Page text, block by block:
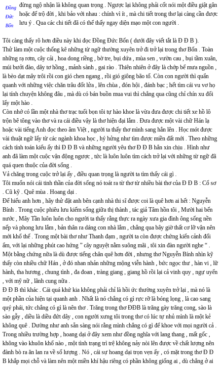
Đồng
Đức
Bốn
đừng ngộ nhận là không quan trọng . Ngược lại không phải cốt nói một điều giật gân
hoặc để trộ đời , khi bảo với nhau : chính vì ít , mà chi tiết trong thơ lại càng cần được
lưu ý . Qua các chi tiết đã có thể thấy ngay diện mạo một con người .
Tôi càng thấy rõ hơn điều này khi đọc Đồng Đức Bốn ( dưới đây viết tắt là Đ Đ B ).
Thử làm một cuộc thống kê những từ ngữ thường xuyên trở đi trở lại trong thơ Bốn . Toàn
những rạ rơm, cây cải , hoa dong riềng , bờ tre, bụi dứa , mùa sen , vườn cau , bụi tầm xuân,
múi bưởi đào, dây tơ hồng , mảnh sành , gai rào . Thiên nhiên ở đây là chớp bể mưa nguồn ,
là bèo dạt mây trôi rồi con gió chen ngang , rồi gió giông bão tố. Còn con người thì quẩn
quanh với những việc chăn trâu đốt lửa , lên chùa , đón hội , đánh bạc ; hết tìm cái vu vơ họ
lại tính chuyện không đâu , mà dù có bán buồn mua vui thì chẳng qua cũng chỉ chín xu đổi
lấy một hào .
Còn nhớ có lần một nhà thơ trạc tuổi bọn tôi tự hào khoe là vừa đưa được chi tiết xe hồ lô
trộn bê tông vào thơ và ra cái điều vậy là thơ hiện đại lắm . Đưa được một vài chữ Hán lạ
hoặc vài tiếng Anh đọc theo âm Việt , người ta thấy thơ mình sang hẳn lên . Học mót được
vài thuật ngữ lấy từ các ngành khoa học , hý hửng như tìm được miền đất mới . Theo những
cách tính toán kiểu ấy thì Đ Đ B và những người yêu thơ Đ Đ B hẳn xin chịu . Hình như
anh đã làm một cuộc vận động ngược , tức là luôn luôn tìm cách trở lại với những từ ngữ đã
quá quen thuộc của đời sống .
Vả chăng trong cuộc trở lại ấy , điều quan trọng là người ta tìm thấy cái gì .
Tôi muốn nói cái tinh thần của đời sống nó toát ra từ thơ từ nhiều bài thơ của Đ Đ B : Cổ sơ
. Cũ kỹ . Quê mùa . Hoang dại .
Để hiểu anh hơn , hãy thử đặt anh bên cạnh nhà thi sĩ được coi là quê hơn ai hết : Nguyễn
Bính . Trong cuộc phiêu lưu kiếm sống giữa thị thành , tác giả Tâm hồn tôi , Mười hai bến
nước , Mây Tần luôn luôn cho người ta thấy rằng thực ra ngày xưa gia đình ông sống nền
nếp và phong lưu lắm , bản thân ra dáng con nhà lắm , chẳng qua bây giờ thất cơ lỡ vận nên
mới khổ thế . Trong một bài thơ như Thanh đạm , người ta còn được chứng kiến cảnh đối
ẩm, với lại những phút cao hứng ” cây nguyệt nằm suông mãi , tôi xin đàn người nghe “ .
Một bằng chứng nữa là dù được tiếng chân quê hơn đời , nhưng thơ Nguyễn Bính nhìn kỹ
thấy còn nhiều chữ Hán , ở đó nhan nhản những mộng viễn hành , bức ngọc thư , hàn vi , lữ
hành, tha hương , chung tình , đa đoan , tràng giang , giang hồ rồi lại cả vinh quy , ngự uyển
, với mỹ nữ , lãnh cung nữa .
Đ Đ B thì khác . Cái quá khứ kia không phải chỉ là hồi ức thường xuyên trở lại , mà nó là
một phần của hiện tại quanh anh . Nhất là nó chẳng có gì rực rỡ là bóng lọng , là cao sang
quý phái, tức chẳng có gì là nên thơ . Trăng trong thơ ĐĐB là trăng gày trăng cong, sào là
sào gẫy , diều là diều đứt dây , con người xưng tôi trong thơ có lúc tự nhủ mình là một kẻ
không quê . Dường như anh sẵn sàng nói rằng mình chẳng có gì để khoe với mọi người cả .
Trong nhiều trường hợp , hoang dại ở đây xem như đồng nghĩa với lang thang , mất gốc ,
không vào khuôn khổ nào , một tình trạng trì trệ không nảy nòi lên được về chất lượng nên
đành bò ra ăn lan ra về số lượng . Nó , cái sự hoang dại trọn vẹn ấy , có mặt trong thơ Đ Đ
B khắp mọi chỗ và làm nên một miền khí hậu riêng có phần không giống ai , dù chẳng ở ai